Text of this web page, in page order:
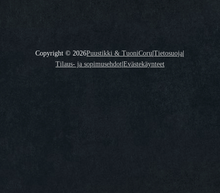
Copyright ©2026Puustikki & TuoniCoru|Tietosuoja|
Tilaus- ja sopimusehdot|Evästekäynteet